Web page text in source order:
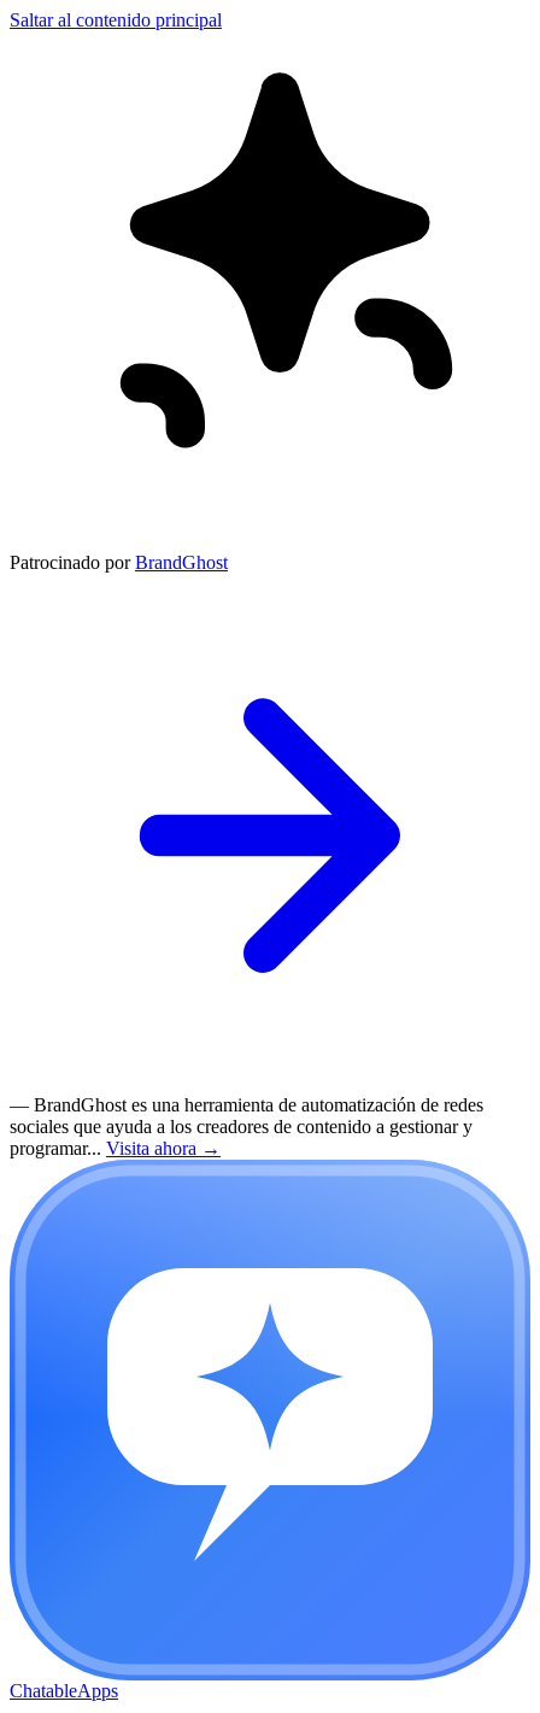
Saltar al contenido principal
Patrocinado por BrandGhost
— BrandGhost es una herramienta de automatización de redes
sociales que ayuda a los creadores de contenido a gestionar y
programar... Visita ahora →
ChatableApps